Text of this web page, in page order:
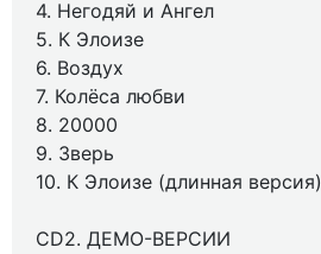
4. Негодяй и Ангел
5. К Элоизе
6. Воздух
7. Колёса любви
8. 20000
9. Зверь
10. К Элоизе (длинная версия)
CD2. ДЕМО-ВЕРСИИ